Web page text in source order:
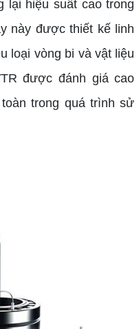
lại hiệu suất cao trong
này được thiết kế linh
loại vòng bi và vật liệu
được đánh giá cao
trong quá trình sử